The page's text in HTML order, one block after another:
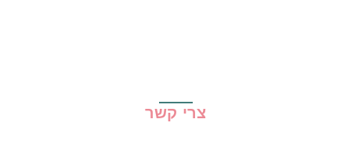
צרי קשר